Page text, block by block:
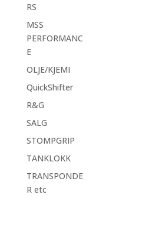
RS
MSS
PERFORMANC
E
OLJE/KJEMI
QuickShifter
R&G
SALG
STOMPGRIP
TANKLOKK
TRANSPONDE
R etc